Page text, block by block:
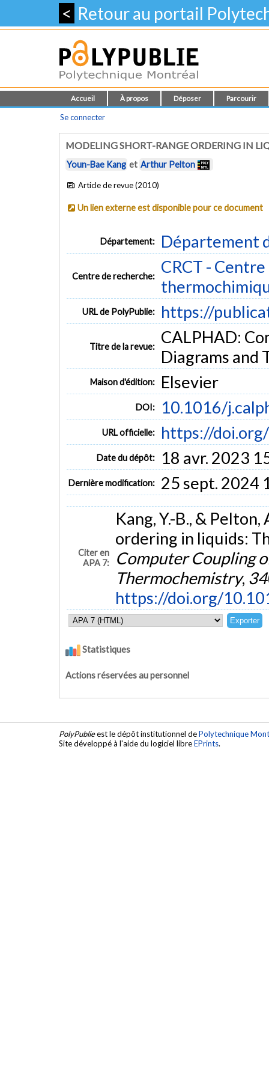
< Retour au portail
Accueil À propos Déposer Parcourir
Se connecter
MODELING SHORT-RANGE ORDERING IN
Youn-Bae Kang et Arthur Pelton
Article de revue (2010)
Un lien externe est disponible pour ce document
Département: Département
Centre de recherche:
CRCT -
URL de PolyPublie: https://
Titre de la revue:
CALPHAD:
Diagrams and
Maison d'édition: Elsevier
DOI: 10.1016/
URL officielle: https://
Date du dépôt: 18 avr. 2023
Dernière modification: 25 sept. 2024
Citer en
APA 7:
Kang, Y.-B., &
ordering in liquids:
Computer Coupling
Thermochemistry, 34
https://doi.org/
Statistiques
Actions réservées au personnel
PolyPublieest le dépôt institutionnel dePolytechnique
Site développé à l'aide du logiciel libreEPrints.